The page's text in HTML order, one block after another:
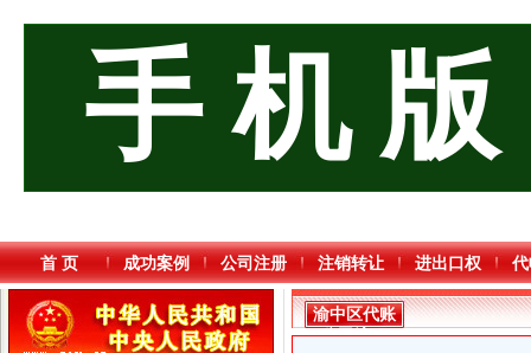
手 机 版
首 页 成功案例 公司注册 注销转让 进出口权
渝中区代账
公司流程